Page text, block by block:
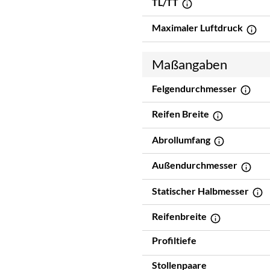
Maximaler Luftdruck
Maßangaben
Felgendurchmesser
Reifen Breite
Abrollumfang
Außendurchmesser
Statischer Halbmesser
Reifenbreite
Profiltiefe
Stollenpaare